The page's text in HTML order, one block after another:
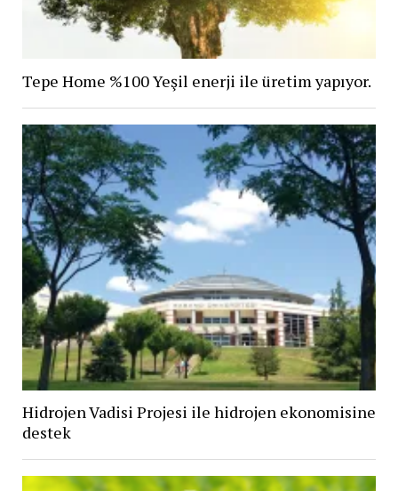
Tepe Home %100 Yeşil enerji ile üretim yapıyor.
Hidrojen Vadisi Projesi ile hidrojen ekonomisine
destek